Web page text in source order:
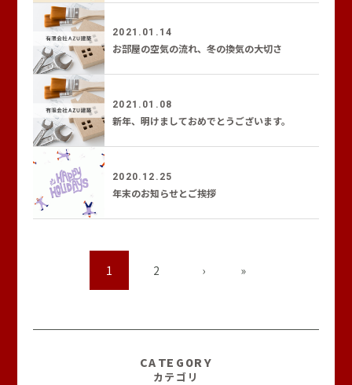
2021.01.14
お部屋の空気の流れ、冬の換気の大切さ
2021.01.08
新年、明けましておめでとうございます。
2020.12.25
年末のお知らせとご挨拶
1 2 › »
CATEGORY
カテゴリ